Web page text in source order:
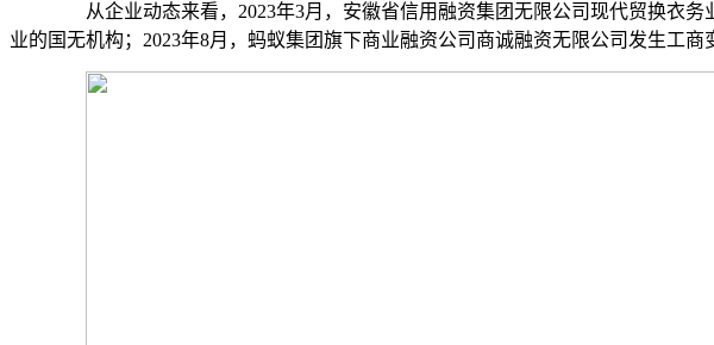
从企业动态来看，2023年3月，安徽省信用融资集团无限公司现代贸换衣务
业的国无机构；2023年8月，蚂蚁集团旗下商业融资公司商诚融资无限公司发生工